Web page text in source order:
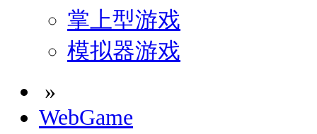
掌上型游戏
模拟器游戏
»
WebGame